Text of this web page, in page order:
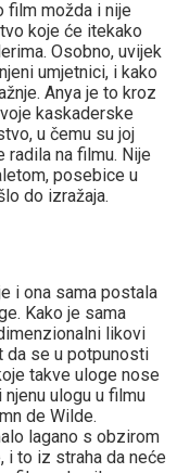
film možda i nije
koje će itekako
Osobno, uvijek
umjetnici, i kako
Anya je to kroz
kaskaderske
u čemu su joj
na filmu. Nije
posebice u
do izražaja.
i ona sama postala
Kako je sama
likovi
da se u potpunosti
takve uloge nose
ulogu u filmu
de Wilde.
lagano s obzirom
i to iz straha da neće